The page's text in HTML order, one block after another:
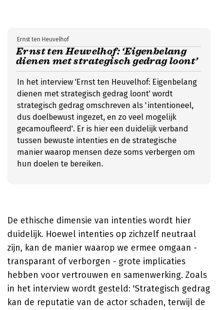
Ernst ten Heuvelhof: ‘Eigenbelang
dienen met strategisch gedrag loont’
Ernst ten Heuvelhof
In het interview 'Ernst ten Heuvelhof: Eigenbelang
dienen met strategisch gedrag loont' wordt
strategisch gedrag omschreven als 'intentioneel,
dus doelbewust ingezet, en zo veel mogelijk
gecamoufleerd'. Er is hier een duidelijk verband
tussen bewuste intenties en de strategische
manier waarop mensen deze soms verbergen om
hun doelen te bereiken.
De ethische dimensie van intenties wordt hier
duidelijk. Hoewel intenties op zichzelf neutraal
zijn, kan de manier waarop we ermee omgaan -
transparant of verborgen - grote implicaties
hebben voor vertrouwen en samenwerking. Zoals
in het interview wordt gesteld: 'Strategisch gedrag
kan de reputatie van de actor schaden, terwijl de